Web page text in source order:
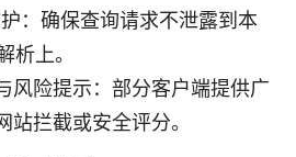
：确保查询请求不泄露到本
析上。
风险提示：部分客户端提供广
站拦截或安全评分。